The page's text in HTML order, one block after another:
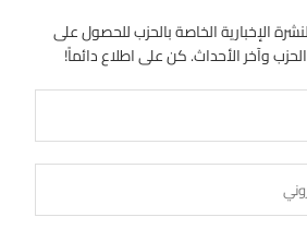
الإخبارية الخاصة بالحزب للحصول على
وآخر الأحداث. كن على اطلاع دائماً!